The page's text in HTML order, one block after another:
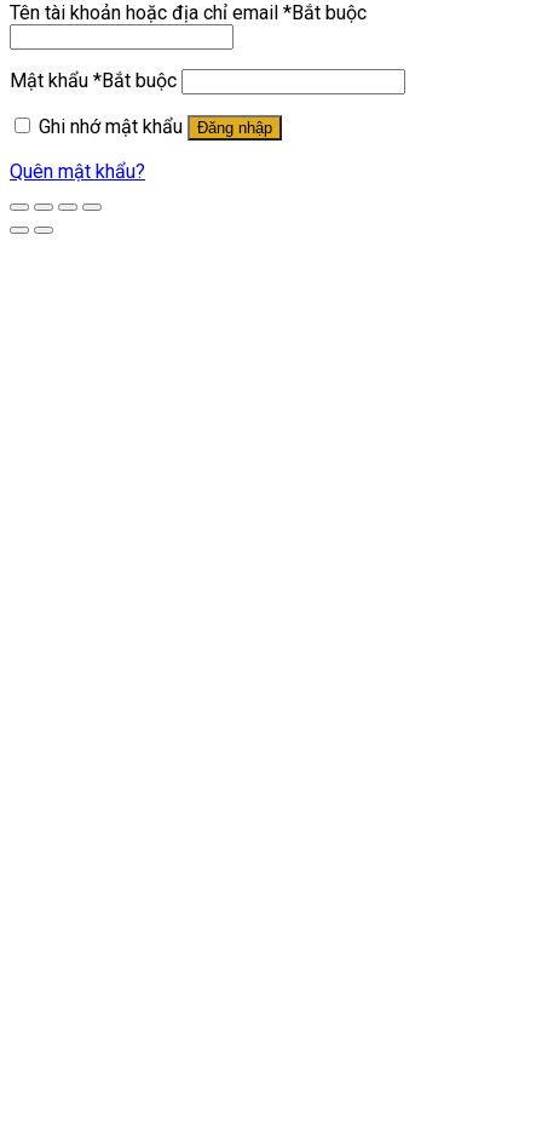
Tên tài khoản hoặc địa chỉ email *Bắt buộc
Mật khẩu *Bắt buộc
Ghi nhớ mật khẩu
Đăng nhập
Quên mật khẩu?